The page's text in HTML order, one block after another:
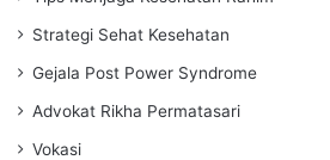
Strategi Sehat Kesehatan
Gejala Post Power Syndrome
Advokat Rikha Permatasari
Vokasi